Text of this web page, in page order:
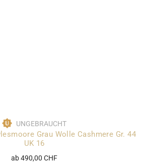
UNGEBRAUCHT
Grau Wolle Cashmere Gr. 44
UK 16
ab 490,00 CHF